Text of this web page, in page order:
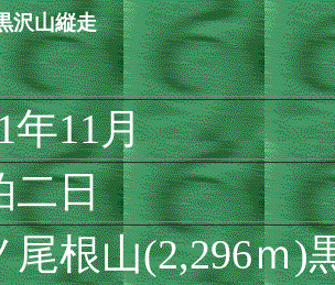
沢山縦走
年11月
二日
尾根山(2,296